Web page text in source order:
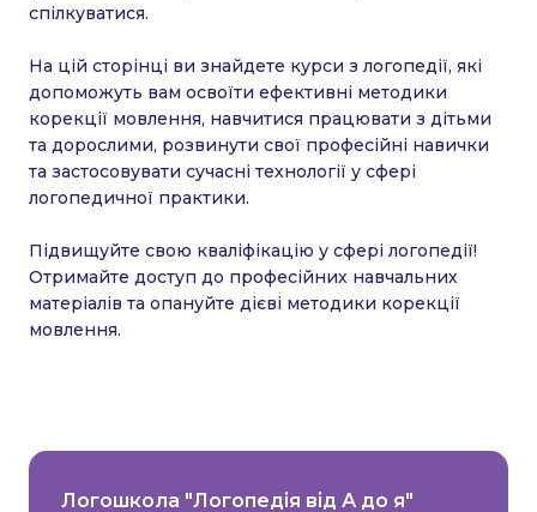
спілкуватися.
На цій сторінці ви знайдете курси з логопедії, які
допоможуть вам освоїти ефективні методики
корекції мовлення, навчитися працювати з дітьми
та дорослими, розвинути свої професійні навички
та застосовувати сучасні технології у сфері
логопедичної практики.
Підвищуйте свою кваліфікацію у сфері логопедії!
Отримайте доступ до професійних навчальних
матеріалів та опануйте дієві методики корекції
мовлення.
Логошкола "Логопедія від А до я"